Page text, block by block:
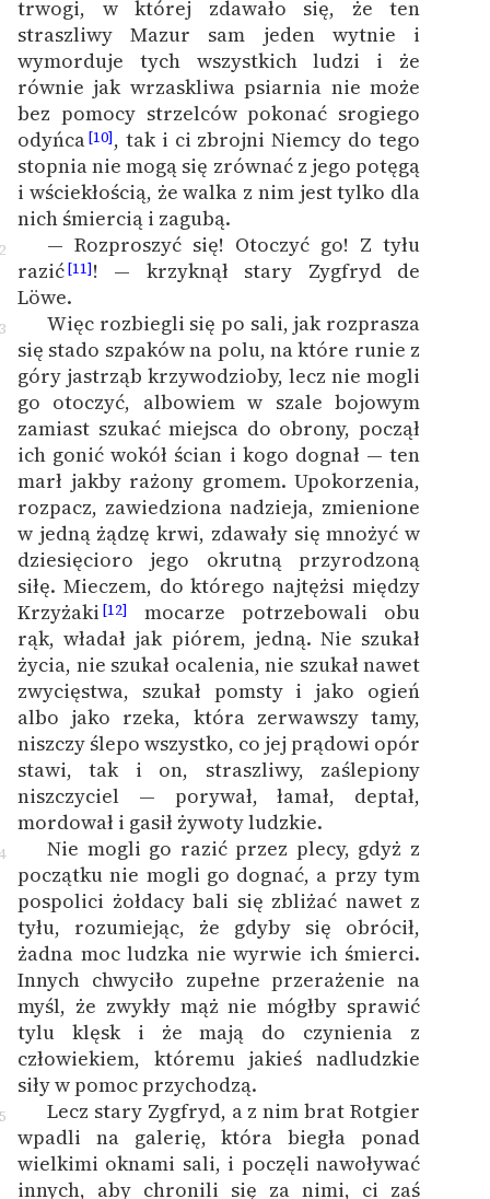
trwogi, w której zdawało się, że ten
straszliwy Mazur sam jeden wytnie i
wymorduje tych wszystkich ludzi i że
równie jak wrzaskliwa psiarnia nie może
bez pomocy strzelców pokonać srogiego
odyńca[10], tak i ci zbrojni Niemcy do tego
stopnia nie mogą się zrównać z jego potęgą
i wściekłością, że walka z nim jest tylko dla
nich śmiercią i zagubą.
— Rozproszyć się! Otoczyć go! Z tyłu
razić[11]! — krzyknął stary Zygfryd de
Löwe.
Więc rozbiegli się po sali, jak rozprasza
się stado szpaków na polu, na które runie z
góry jastrząb krzywodzioby, lecz nie mogli
go otoczyć, albowiem w szale bojowym
zamiast szukać miejsca do obrony, począł
ich gonić wokół ścian i kogo dognał — ten
marł jakby rażony gromem. Upokorzenia,
rozpacz, zawiedziona nadzieja, zmienione
w jedną żądzę krwi, zdawały się mnożyć w
dziesięcioro jego okrutną przyrodzoną
siłę. Mieczem, do którego najtężsi między
Krzyżaki [12]
mocarze potrzebowali obu
rąk, władał jak piórem, jedną. Nie szukał
życia, nie szukał ocalenia, nie szukał nawet
zwycięstwa, szukał pomsty i jako ogień
albo jako rzeka, która zerwawszy tamy,
niszczy ślepo wszystko, co jej prądowi opór
stawi, tak i on, straszliwy, zaślepiony
niszczyciel — porywał, łamał, deptał,
mordował i gasił żywoty ludzkie.
Nie mogli go razić przez plecy, gdyż z
początku nie mogli go dognać, a przy tym
pospolici żołdacy bali się zbliżać nawet z
tyłu, rozumiejąc, że gdyby się obrócił,
żadna moc ludzka nie wyrwie ich śmierci.
Innych chwyciło zupełne przerażenie na
myśl, że zwykły mąż nie mógłby sprawić
tylu klęsk i że mają do czynienia z
człowiekiem, któremu jakieś nadludzkie
siły w pomoc przychodzą.
Lecz stary Zygfryd, a z nim brat Rotgier
wpadli na galerię, która biegła ponad
wielkimi oknami sali, i poczęli nawoływać
innych, aby chronili się za nimi, ci zaś